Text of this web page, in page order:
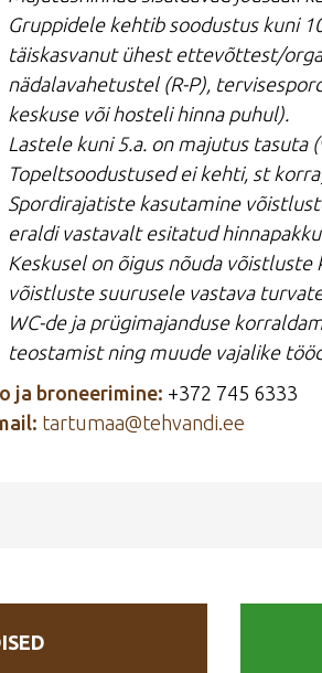
Gruppidele kehtib soodustus kuni
täiskasvanut ühest ettevõttest/
nädalavahetustel (R-P),
keskuse või hosteli hinna puhul).
Lastele kuni 5.a. on majutus tasuta
Topeltsoodustused ei kehti, st
Spordirajatiste kasutamine
eraldi vastavalt esitatud
Keskusel on õigus nõuda
võistluste suurusele vastava
WC-de ja prügimajanduse
teostamist ning muude vajalike
ja broneerimine: +372 745 6333
tartumaa@tehvandi.ee